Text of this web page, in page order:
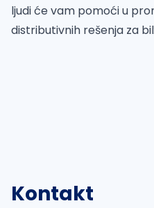
ljudi će vam pomoći u
distributivnih rešenja za
Kontakt